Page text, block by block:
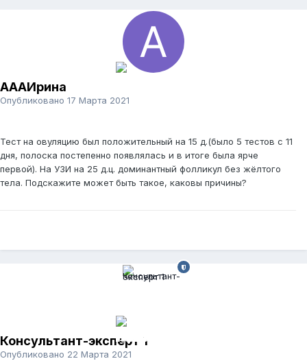
AAAИрина
Опубликовано 17 Марта 2021
Тест на овуляцию был положительный на 15 д.(было 5 тестов с 11
дня, полоска постепенно появлялась и в итоге была ярче
первой). На УЗИ на 25 д.ц. доминантный фолликул без жёлтого
тела. Подскажите может быть такое, каковы причины?
Консультант-эксперт 1
Опубликовано 22 Марта 2021